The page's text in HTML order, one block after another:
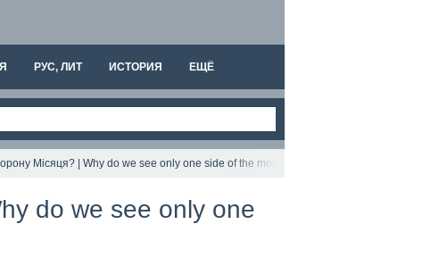
РУС, ЛИТ ИСТОРИЯ ЕЩЁ
Місяця? | Why do we see only one side of the moon?
do we see only one